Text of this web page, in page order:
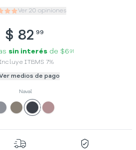
Ver 20 opiniones
$ 82 99
sin interésde $6 91
ITBMS 7%
medios de pago
Naval